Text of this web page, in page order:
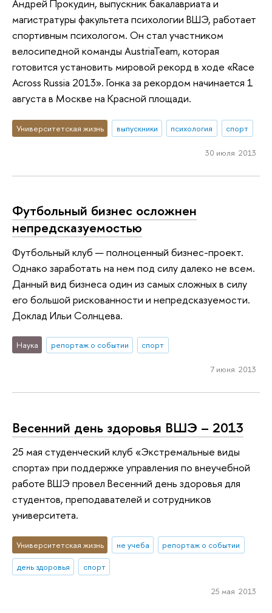
Андрей Прокудин, выпускник бакалавриата и
магистратуры факультета психологии ВШЭ, работает
спортивным психологом. Он стал участником
велосипедной команды AustriaTeam, которая
готовится установить мировой рекорд в ходе «Race
Across Russia 2013». Гонка за рекордом начинается 1
августа в Москве на Красной площади.
Университетская жизнь выпускники психология спорт
30 июля 2013
Футбольный бизнес осложнен
непредсказуемостью
Футбольный клуб — полноценный бизнес-проект.
Однако заработать на нем под силу далеко не всем.
Данный вид бизнеса один из самых сложных в силу
его большой рискованности и непредсказуемости.
Доклад Ильи Солнцева.
Наука репортаж о событии спорт
7 июня 2013
Весенний день здоровья ВШЭ – 2013
25 мая студенческий клуб «Экстремальные виды
спорта» при поддержке управления по внеучебной
работе ВШЭ провел Весенний день здоровья для
студентов, преподавателей и сотрудников
университета.
Университетская жизнь не учеба
репортаж о событии
день здоровья
спорт
25 мая 2013